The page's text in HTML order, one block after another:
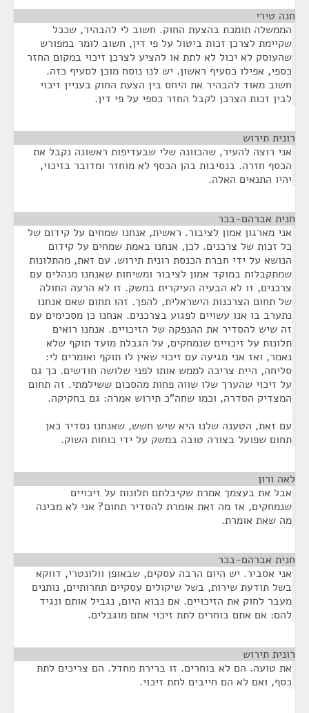
חנה טירי
הממשלה תומכת בהצעת החוק. חשוב לי להבהיר, שככל
שקיימת לצרכן זכות ביטול על פי דין, חשוב לומר במפורש
שהעוסק לא יכול לא לתת או להציע לצרכן זיכוי במקום החזר
כספי, אפילו כסעיף ראשון. יש לנו נוסח מוכן לסעיף כזה.
חשוב מאוד להבהיר את היחס בין הצעת החוק בעניין זיכוי
לבין זכות הצרכן לקבל החזר כספי על פי דין.
רונית תירוש
אני רוצה להעיר, שהכוונה שלי שבעדיפות ראשונה נקבל את
הכסף חזרה. בנסיבות בהן הכסף לא מוחזר ומדובר בזיכוי,
יהיו התנאים האלה.
חנית אברהם-בכר
אני מארגון אמון לציבור. ראשית, אנחנו שמחים על קידום של
כל זכות של צרכנים. לכן, אנחנו באמת שמחים על קידום
הנושא על ידי חברת הכנסת רונית תירוש. עם זאת, מהתלונות
שמתקבלות במוקד אמון לציבור ומשיחות שאנחנו מנהלים עם
צרכנים, זו לא הבעיה העיקרית במשק. זו לא הרעה החולה
של תחום הצרכנות הישראלית, להפך. זהו תחום שאם אנחנו
נתערב בו אנו עשויים לפגוע בצרכנים. אנחנו כן מסכימים עם
זה שיש להסדיר את ההנפקה של הזיכויים. אנחנו רואים
תלונות על זיכויים שנמחקים, על הגבלת מועד תוקף שלא
נאמר, ואז אני מגיעה עם זיכוי שאין לו תוקף ואומרים לי:
סליחה, היית צריכה לממש אותו לפני שלושה חודשים. כך גם
על זיכוי שהערך שלו שווה פחות מהסכום ששילמתי. זה תחום
המצדיק הסדרה, וכמו שחה"כ תירוש אמרה: גם בחקיקה.
עם זאת, הטענה שלנו היא שיש חשש, שאנחנו נסדיר כאן
תחום שפועל בצורה טובה במשק על ידי כוחות השוק.
לאה ורון
אבל את בעצמך אמרת שקיבלתם תלונות על זיכויים
שנמחקים, אז מה זאת אומרת להסדיר תחום? אני לא מבינה
מה שאת אומרת.
חנית אברהם-בכר
אני אסביר. יש היום הרבה עסקים, שבאופן וולונטרי, דווקא
בשל תודעת שירות, בשל שיקולים עסקיים תחרותיים, נותנים
מעבר לחוק את הזיכויים. אם נבוא היום, נגביל אותם ונגיד
להם: אם אתם בוחרים לתת זיכוי אתם מוגבלים.
רונית תירוש
את טועה. הם לא בוחרים. זו ברירת מחדל. הם צריכים לתת
כסף, ואם לא הם חייבים לתת זיכוי.